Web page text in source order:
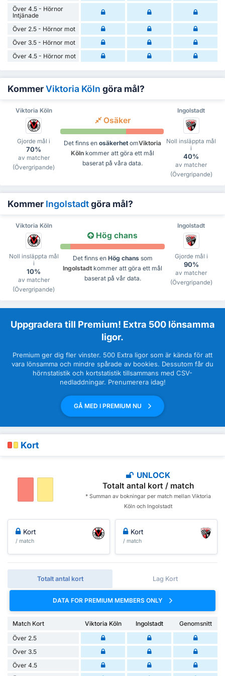
Över 4.5 - Hörnor
Intjänade
Över 2.5 - Hörnor mot
Över 3.5 - Hörnor mot
Över 4.5 - Hörnor mot
KommerViktoria Köln göra mål?
Viktoria Köln Ingolstadt
Gjorde mål i
70%
av matcher
(Övergripande)
Osäker
Det finns en osäkerhet omViktoria
Köln kommer att göra ett mål
baserat på våra data.
Noll insläppta mål
i
40%
av matcher
(Övergripande)
Kommer Ingolstadtgöra mål?
Viktoria Köln Ingolstadt
Noll insläppta mål
i
10%
av matcher
(Övergripande)
Hög chans
Det finns en Hög chanssom
Ingolstadt kommer att göra ett mål
baserat på vår data.
Gjorde mål i
90%
av matcher
(Övergripande)
Uppgradera till Premium! Extra 500 lönsamma
ligor.
Premium ger dig fler vinster. 500 Extra ligor som är kända för att
vara lönsamma och mindre spårade av bookies. Dessutom får du
hörnstatistik och kortstatistik tillsammans med CSV-
nedladdningar. Prenumerera idag!
GÅ MED I PREMIUM NU
Kort
UNLOCK
Totalt antal kort / match
* Summan av bokningar per match mellan Viktoria
Köln och Ingolstadt
Kort
/ match
Kort
/ match
Totalt antal kort Lag Kort
DATA FOR PREMIUM MEMBERS ONLY
Match Kort Viktoria Köln Ingolstadt
Genomsnitt
Över 2.5
Över 3.5
Över 4.5